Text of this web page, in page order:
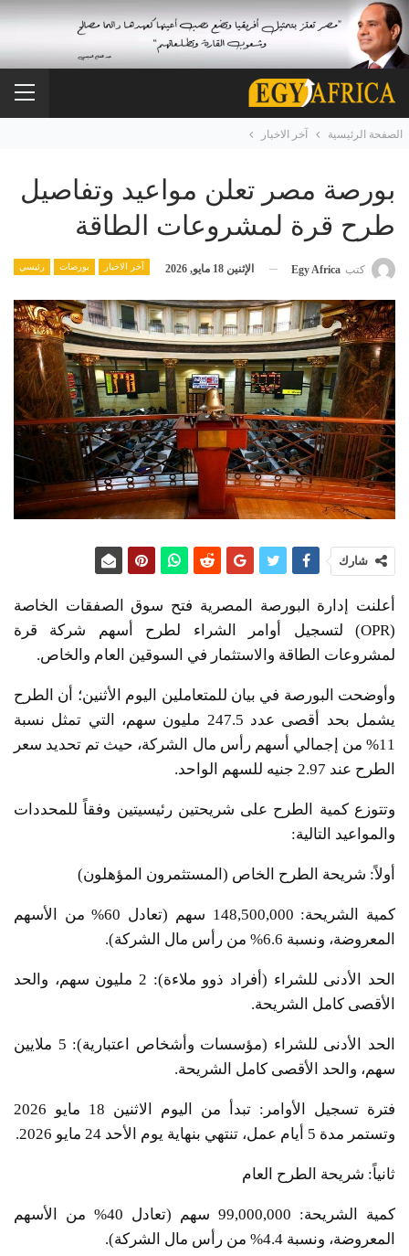
الصفحة الرئيسية آخر الاخبار
بورصة مصر تعلن مواعيد وتفاصيل
طرح قرة لمشروعات الطاقة
آخر الاخبار بورصات رئيسي كتب Egy Africa الإثنين 18 مايو, 2026
شارك
أعلنت إدارة البورصة المصرية فتح سوق الصفقات الخاصة
(OPR) لتسجيل أوامر الشراء لطرح أسهم شركة قرة
لمشروعات الطاقة والاستثمار في السوقين العام والخاص.
​وأوضحت البورصة في بيان للمتعاملين اليوم الأثنين؛ أن الطرح
يشمل بحد أقصى عدد 247.5 مليون سهم، التي تمثل نسبة
11% من إجمالي أسهم رأس مال الشركة، حيث تم تحديد سعر
الطرح عند 2.97 جنيه للسهم الواحد.
​وتتوزع كمية الطرح على شريحتين رئيسيتين وفقاً للمحددات
والمواعيد التالية:
​أولاً: شريحة الطرح الخاص (المستثمرون المؤهلون)
​كمية الشريحة: 148,500,000 سهم (تعادل 60% من الأسهم
المعروضة، ونسبة 6.6% من رأس مال الشركة).
​الحد الأدنى للشراء (أفراد ذوو ملاءة): 2 مليون سهم، والحد
الأقصى كامل الشريحة.
​الحد الأدنى للشراء (مؤسسات وأشخاص اعتبارية): 5 ملايين
سهم، والحد الأقصى كامل الشريحة.
​فترة تسجيل الأوامر: تبدأ من اليوم الاثنين 18 مايو 2026
وتستمر مدة 5 أيام عمل، تنتهي بنهاية يوم الأحد 24 مايو 2026.
​ثانياً: شريحة الطرح العام
​كمية الشريحة: 99,000,000 سهم (تعادل 40% من الأسهم
المعروضة، ونسبة 4.4% من رأس مال الشركة).